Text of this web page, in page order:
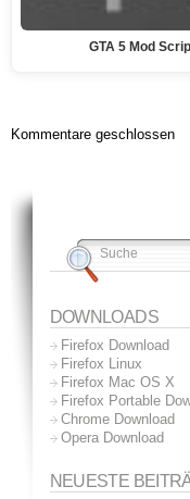
GTA 5 Mod
Kommentare geschlossen
DOWNLOADS
Firefox Download
Firefox Linux
Firefox Mac OS X
Firefox Portable
Chrome Download
Opera Download
NEUESTE